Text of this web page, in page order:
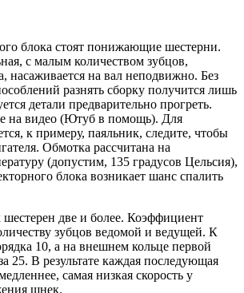
блока стоят понижающие шестерни.
с малым количеством зубцов,
насаживается на вал неподвижно. Без
разнять сборку получится лишь
детали предварительно прогреть.
на видео (Ютуб в помощь). Для
к примеру, паяльник, следите, чтобы
Обмотка рассчитана на
(допустим, 135 градусов Цельсия),
блока возникает шанс спалить
две и более. Коэффициент
зубцов ведомой и ведущей. К
10, а на внешнем кольце первой
25. В результате каждая последующая
самая низкая скорость у
шнек.